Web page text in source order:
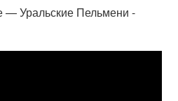
Уральские Пельмени -